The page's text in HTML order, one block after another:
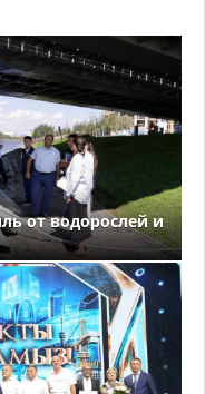
от водорослей и